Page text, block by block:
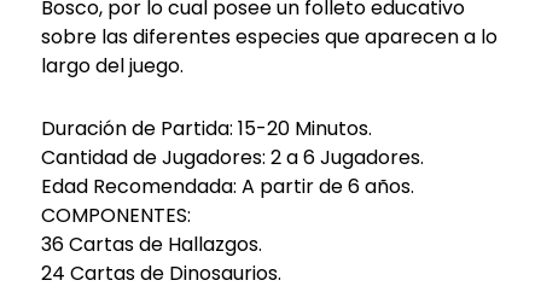
Bosco, por lo cual posee un folleto educativo
sobre las diferentes especies que aparecen a lo
largo del juego.
Duración de Partida: 15-20 Minutos.
Cantidad de Jugadores: 2 a 6 Jugadores.
Edad Recomendada: A partir de 6 años.
COMPONENTES:
36 Cartas de Hallazgos.
24 Cartas de Dinosaurios.